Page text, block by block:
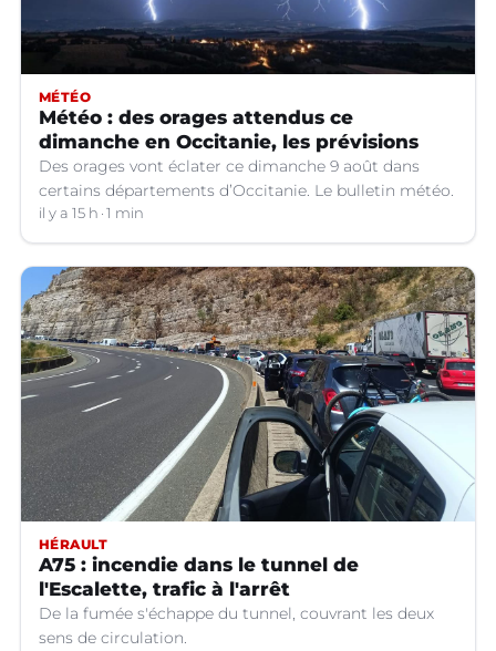
MÉTÉO
Météo : des orages attendus ce
dimanche en Occitanie, les prévisions
Des orages vont éclater ce dimanche 9 août dans
certains départements d’Occitanie. Le bulletin météo.
il y a 15 h 1 min
HÉRAULT
A75 : incendie dans le tunnel de
l'Escalette, trafic à l'arrêt
De la fumée s'échappe du tunnel, couvrant les deux
sens de circulation.